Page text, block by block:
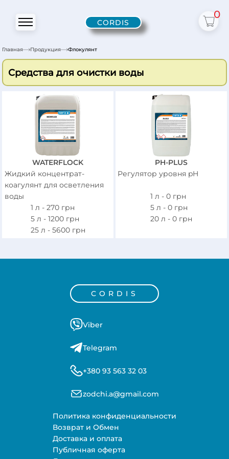
CORDIS
0
Главная Продукция Флокулянт
Средства для очистки воды
WATERFLOCK
Жидкий концентрат-
коагулянт для осветления
воды
1 л - 270 грн
5 л - 1200 грн
25 л - 5600 грн
PH-PLUS
Регулятор уровня pH
1 л - 0 грн
5 л - 0 грн
20 л - 0 грн
CORDIS
Viber
Telegram
+380 93 563 32 03
zodchi.a@gmail.com
Политика конфиденциальности
Возврат и Обмен
Доставка и оплата
Публичная оферта